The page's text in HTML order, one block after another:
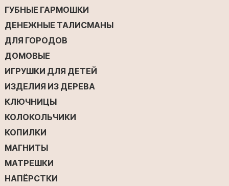
ГУБНЫЕ ГАРМОШКИ
ДЕНЕЖНЫЕ ТАЛИСМАНЫ
ДЛЯ ГОРОДОВ
ДОМОВЫЕ
ИГРУШКИ ДЛЯ ДЕТЕЙ
ИЗДЕЛИЯ ИЗ ДЕРЕВА
КЛЮЧНИЦЫ
КОЛОКОЛЬЧИКИ
КОПИЛКИ
МАГНИТЫ
МАТРЕШКИ
НАПЁРСТКИ